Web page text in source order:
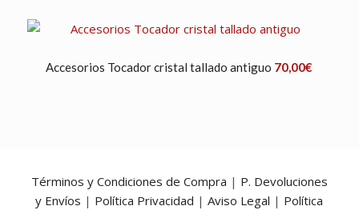
Accesorios Tocador cristal tallado antiguo 70,00€
Términos y Condiciones de Compra | P. Devoluciones
y Envíos | Política Privacidad |Aviso Legal | Política